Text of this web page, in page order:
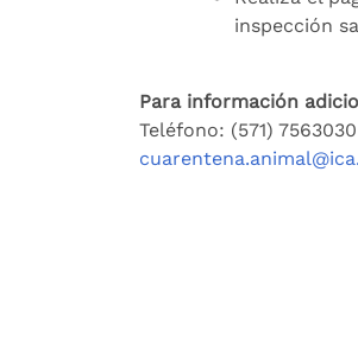
inspección
Para información
Teléfono: (571)